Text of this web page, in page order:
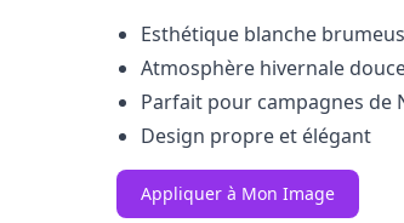
Esthétique blanche
Atmosphère hivernale
Parfait pour campagnes de
Design propre et élégant
Appliquer à Mon Image